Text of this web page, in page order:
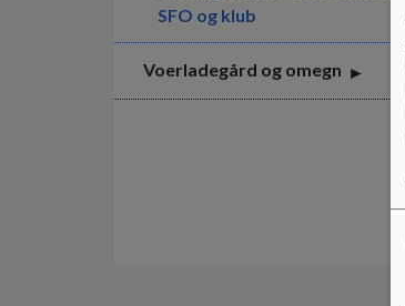
SFO og klub
Voerladegård og omegn